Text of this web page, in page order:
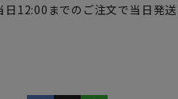
日12:00までのご注文で当日発